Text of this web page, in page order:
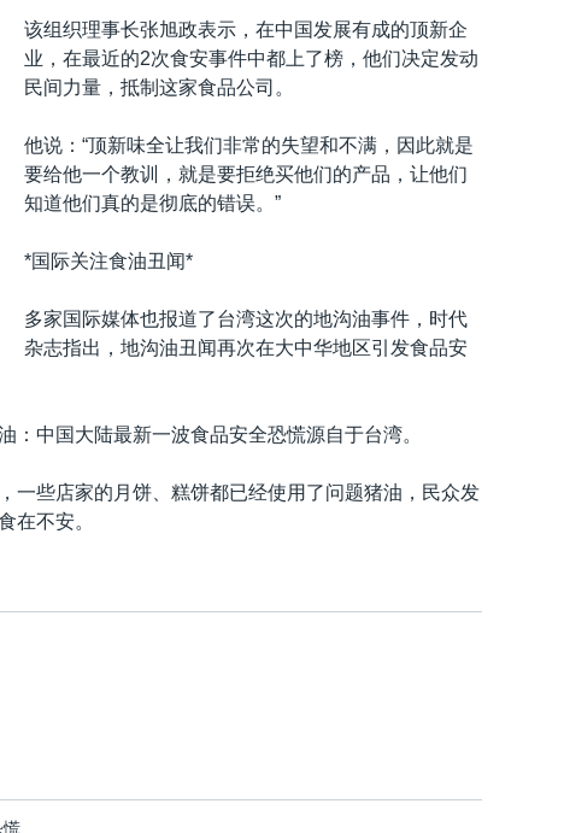
该组织理事长张旭政表示，在中国发展有成的顶新企
业，在最近的2次食安事件中都上了榜，他们决定发动
民间力量，抵制这家食品公司。
他说：“顶新味全让我们非常的失望和不满，因此就是
要给他一个教训，就是要拒绝买他们的产品，让他们
知道他们真的是彻底的错误。”
*国际关注食油丑闻*
多家国际媒体也报道了台湾这次的地沟油事件，时代
杂志指出，地沟油丑闻再次在大中华地区引发食品安
：中国大陆最新一波食品安全恐慌源自于台湾。
一些店家的月饼、糕饼都已经使用了问题猪油，民众发
在不安。